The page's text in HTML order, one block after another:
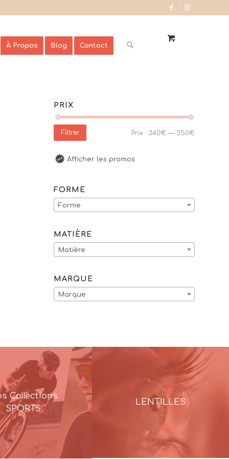
À Propos Blog Contact
PRIX
Filtrer Prix : 340€ — 350€
Afficher les promos
FORME
Forme
MATIÈRE
Matière
MARQUE
Marque
Collections
SPORTS
LENTILLES